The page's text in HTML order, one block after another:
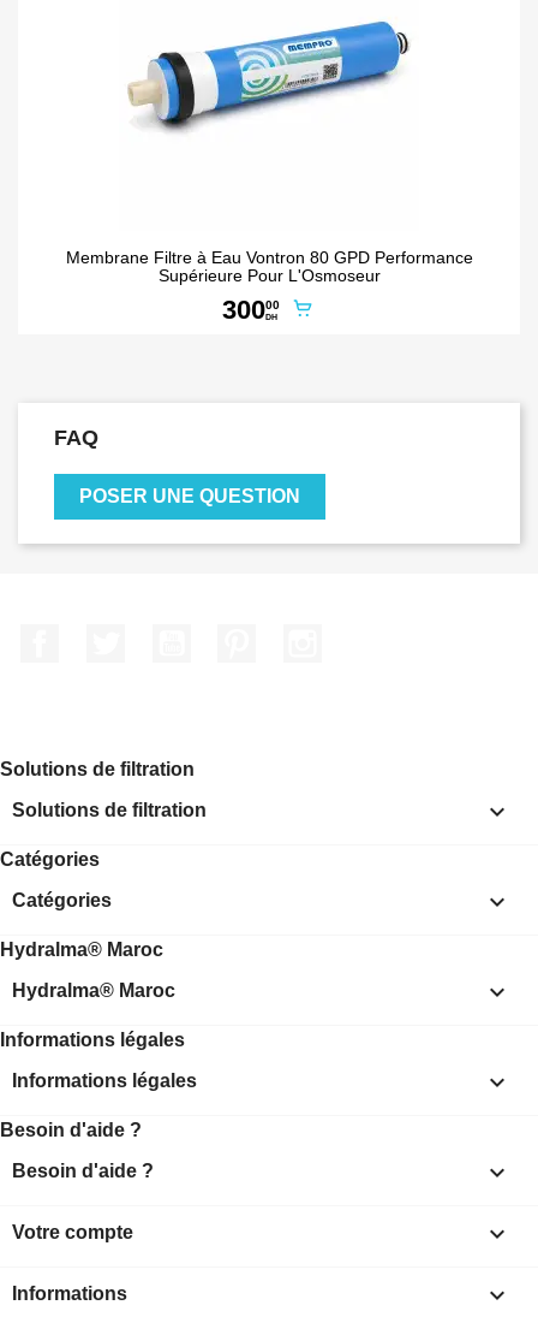
Membrane Filtre à Eau Vontron 80 GPD Performance
Supérieure Pour L'Osmoseur
30000
DH
FAQ
POSER UNE QUESTION
Solutions de filtration
Solutions de filtration

Catégories
Catégories

Hydralma® Maroc
Hydralma® Maroc

Informations légales
Informations légales

Besoin d'aide ?
Besoin d'aide ?

Votre compte 
Informations keyboard_arrow_down